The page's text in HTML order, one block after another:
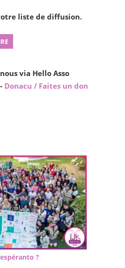
liste de diffusion.
via Hello Asso
- Donacu / Faites un don
?